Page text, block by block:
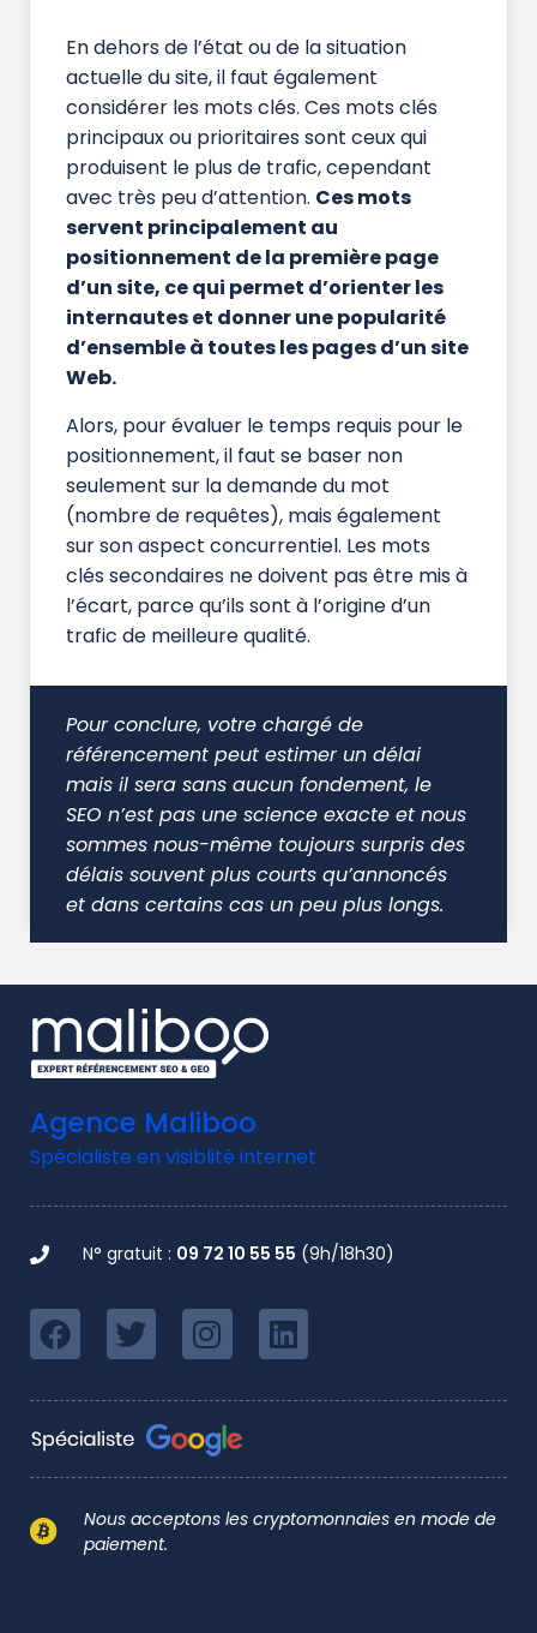
En dehors de l’état ou de la situation
actuelle du site, il faut également
considérer les mots clés. Ces mots clés
principaux ou prioritaires sont ceux qui
produisent le plus de trafic, cependant
avec très peu d’attention. Ces mots
servent principalement au
positionnement de la première page
d’un site, ce qui permet d’orienter les
internautes et donner une popularité
d’ensemble à toutes les pages d’un site
Web.
Alors, pour évaluer le temps requis pour le
positionnement, il faut se baser non
seulement sur la demande du mot
(nombre de requêtes), mais également
sur son aspect concurrentiel. Les mots
clés secondaires ne doivent pas être mis à
l’écart, parce qu’ils sont à l’origine d’un
trafic de meilleure qualité.
Pour conclure, votre chargé de
référencement peut estimer un délai
mais il sera sans aucun fondement, le
SEO n’est pas une science exacte et nous
sommes nous-même toujours surpris des
délais souvent plus courts qu’annoncés
et dans certains cas un peu plus longs.
Agence Maliboo
Spécialiste en visiblité internet
N° gratuit : 09 72 10 55 55 (9h/18h30)
Nous acceptons les cryptomonnaies en mode de
paiement.